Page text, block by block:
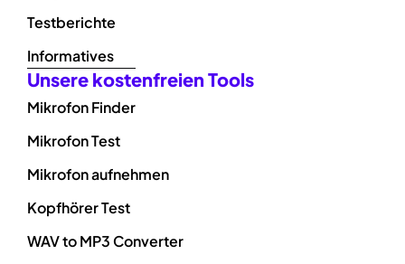
Testberichte
Informatives
Unsere kostenfreien Tools
Mikrofon Finder
Mikrofon Test
Mikrofon aufnehmen
Kopfhörer Test
WAV to MP3 Converter